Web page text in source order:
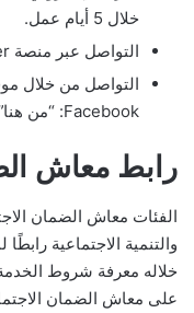
خلال 5 أيام عمل.
التواصل عبر منصة Twitter: “
التواصل من خلال
Facebook: “من هنا”.
رابط معاش
الفئات معاش الضمان
والتنمية الاجتماعية
خلاله معرفة شروط
على معاش الضمان